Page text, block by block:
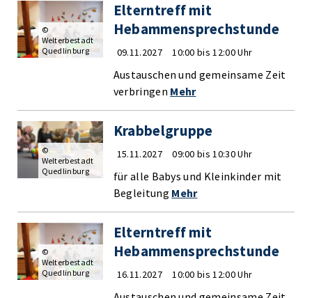
Elterntreff mit
Hebammensprechstunde
09.11.2027 10:00 bis 12:00 Uhr
Austauschen und gemeinsame Zeit
verbringen Mehr
©
Welterbestadt
Quedlinburg
Krabbelgruppe
15.11.2027 09:00 bis 10:30 Uhr
für alle Babys und Kleinkinder mit
Begleitung Mehr
©
Welterbestadt
Quedlinburg
Elterntreff mit
Hebammensprechstunde
16.11.2027 10:00 bis 12:00 Uhr
©
Welterbestadt
Quedlinburg